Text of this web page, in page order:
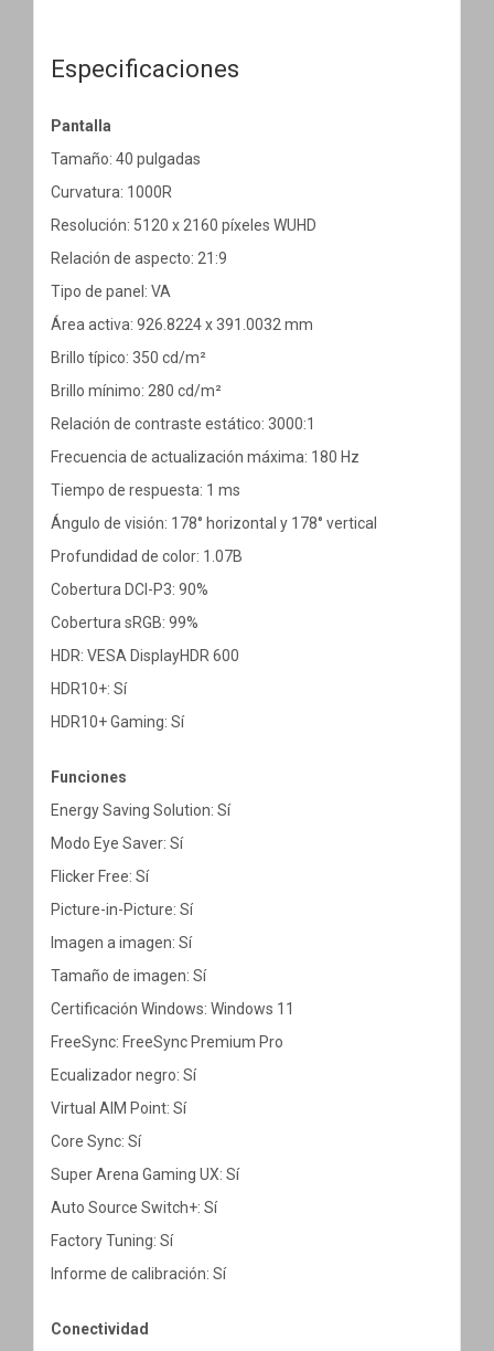
Especificaciones
Pantalla
Tamaño: 40 pulgadas
Curvatura: 1000R
Resolución: 5120 x 2160 píxeles WUHD
Relación de aspecto: 21:9
Tipo de panel: VA
Área activa: 926.8224 x 391.0032 mm
Brillo típico: 350 cd/m²
Brillo mínimo: 280 cd/m²
Relación de contraste estático: 3000:1
Frecuencia de actualización máxima: 180 Hz
Tiempo de respuesta: 1 ms
Ángulo de visión: 178° horizontal y 178° vertical
Profundidad de color: 1.07B
Cobertura DCI-P3: 90%
Cobertura sRGB: 99%
HDR: VESA DisplayHDR 600
HDR10+: Sí
HDR10+ Gaming: Sí
Funciones
Energy Saving Solution: Sí
Modo Eye Saver: Sí
Flicker Free: Sí
Picture-in-Picture: Sí
Imagen a imagen: Sí
Tamaño de imagen: Sí
Certificación Windows: Windows 11
FreeSync: FreeSync Premium Pro
Ecualizador negro: Sí
Virtual AIM Point: Sí
Core Sync: Sí
Super Arena Gaming UX: Sí
Auto Source Switch+: Sí
Factory Tuning: Sí
Informe de calibración: Sí
Conectividad